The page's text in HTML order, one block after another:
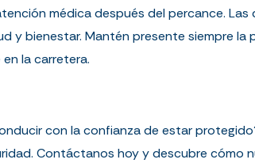
médica después del percance.
y bienestar. Mantén presente siempre
la carretera.
con la confianza de estar
Contáctanos hoy y descubre cómo